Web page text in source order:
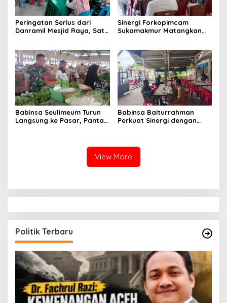
Peringatan Serius dari
Danramil Mesjid Raya, Satu
Satuan
Sinergi Forkopimcam
Sukamakmur Matangkan
Jadi Kunci Sukses
Babinsa Seulimeum Turun
Langsung ke Pasar, Pantau
Babinsa Baiturrahman
Perkuat Sinergi dengan
Peningkatan Kualitas SDM
View More
Politik Terbaru